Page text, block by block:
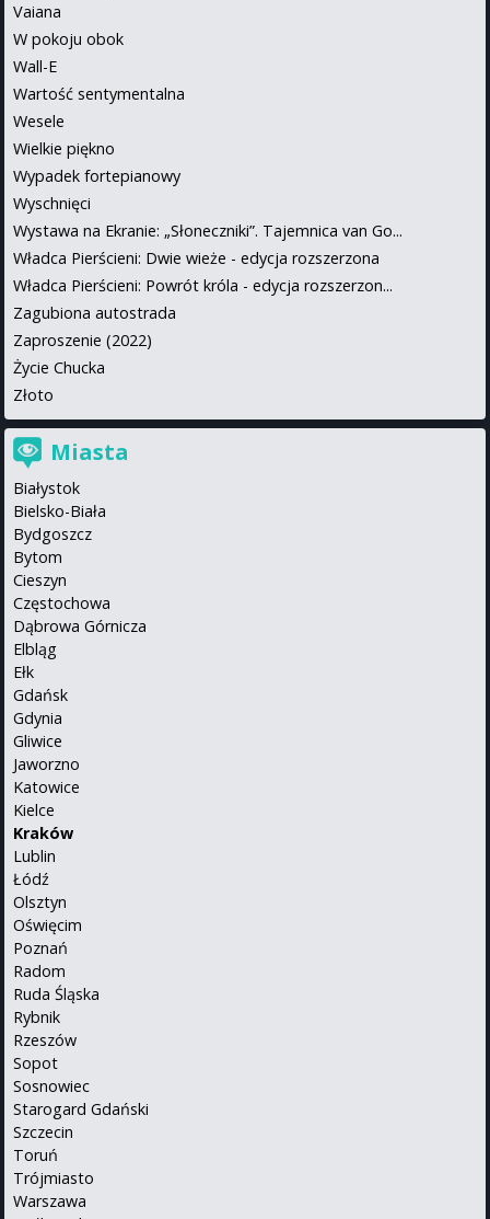
Vaiana
W pokoju obok
Wall-E
Wartość sentymentalna
Wesele
Wielkie piękno
Wypadek fortepianowy
Wyschnięci
Wystawa na Ekranie: „Słoneczniki”. Tajemnica van Go...
Władca Pierścieni: Dwie wieże - edycja rozszerzona
Władca Pierścieni: Powrót króla - edycja rozszerzon...
Zagubiona autostrada
Zaproszenie (2022)
Życie Chucka
Złoto
Miasta
Białystok
Bielsko-Biała
Bydgoszcz
Bytom
Cieszyn
Częstochowa
Dąbrowa Górnicza
Elbląg
Ełk
Gdańsk
Gdynia
Gliwice
Jaworzno
Katowice
Kielce
Kraków
Lublin
Łódź
Olsztyn
Oświęcim
Poznań
Radom
Ruda Śląska
Rybnik
Rzeszów
Sopot
Sosnowiec
Starogard Gdański
Szczecin
Toruń
Trójmiasto
Warszawa